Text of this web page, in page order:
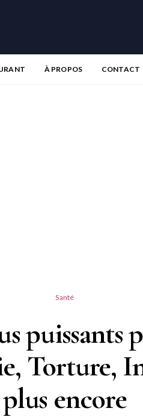
À PROPOS CONTACT
Santé
puissants
Torture,
plus encore